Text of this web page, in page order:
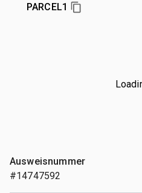
PARCEL1
Ausweisnummer
#14747592